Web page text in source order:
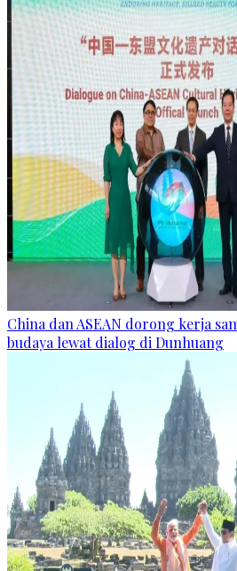
China dan ASEAN dorong kerja
budaya lewat dialog di Dunhuang